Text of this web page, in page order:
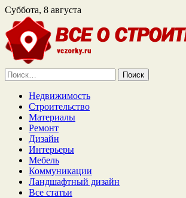
Суббота, 8 августа
Найти:
Недвижимость
Строительство
Материалы
Ремонт
Дизайн
Интерьеры
Мебель
Коммуникации
Ландшафтный дизайн
Все статьи